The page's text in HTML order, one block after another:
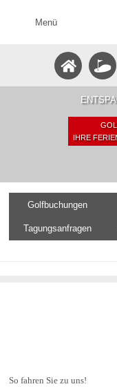
Menü
IHRE
Golfbuchungen
Tagungsanfragen
So fahren Sie zu uns!